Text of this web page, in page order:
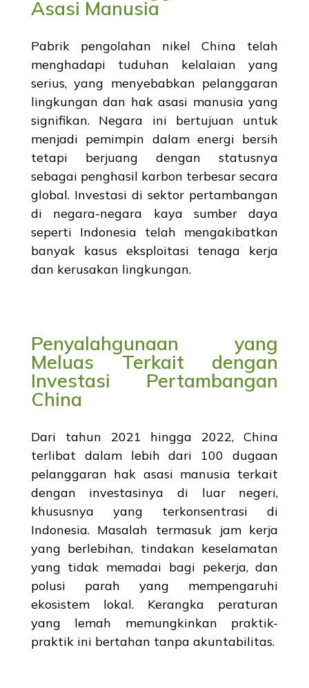
Asasi Manusia
Pabrik pengolahan nikel China telah
menghadapi tuduhan kelalaian yang
serius, yang menyebabkan pelanggaran
lingkungan dan hak asasi manusia yang
signifikan. Negara ini bertujuan untuk
menjadi pemimpin dalam energi bersih
tetapi berjuang dengan statusnya
sebagai penghasil karbon terbesar secara
global. Investasi di sektor pertambangan
di negara-negara kaya sumber daya
seperti Indonesia telah mengakibatkan
banyak kasus eksploitasi tenaga kerja
dan kerusakan lingkungan.
Penyalahgunaan yang
Meluas Terkait dengan
Investasi Pertambangan
China
Dari tahun 2021 hingga 2022, China
terlibat dalam lebih dari 100 dugaan
pelanggaran hak asasi manusia terkait
dengan investasinya di luar negeri,
khususnya yang terkonsentrasi di
Indonesia. Masalah termasuk jam kerja
yang berlebihan, tindakan keselamatan
yang tidak memadai bagi pekerja, dan
polusi parah yang mempengaruhi
ekosistem lokal. Kerangka peraturan
yang lemah memungkinkan praktik-
praktik ini bertahan tanpa akuntabilitas.